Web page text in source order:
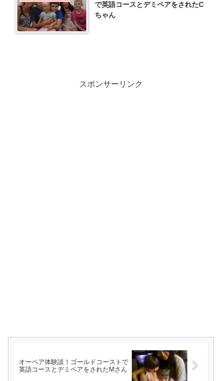
で英語コースとデミペアをされたC
ちゃん
スポンサーリンク
オーペア体験談！ゴールドコーストで
英語コースとデミペアをされたMさん